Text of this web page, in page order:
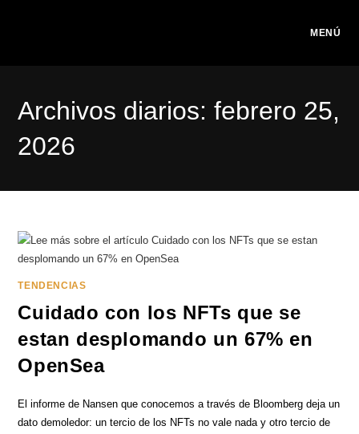
MENÚ
Archivos diarios: febrero 25,
2026
TENDENCIAS
Cuidado con los NFTs que se
estan desplomando un 67% en
OpenSea
El informe de Nansen que conocemos a través de Bloomberg deja un
dato demoledor: un tercio de los NFTs no vale nada y otro tercio de